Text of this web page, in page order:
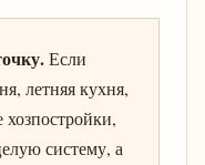
Если
летняя кухня,
систему, а